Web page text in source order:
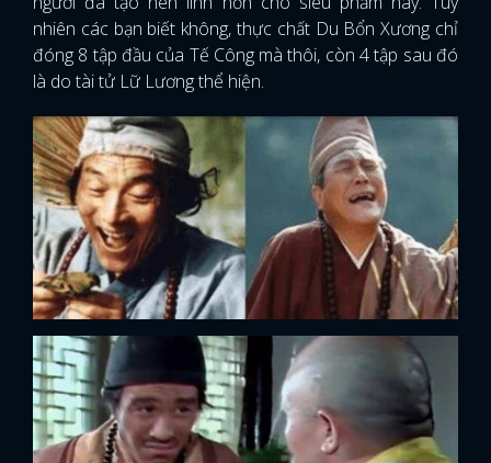
FACEBOOK GOOGLE
nhiên các bạn biết không, thực chất Du Bổn Xương chỉ
đóng 8 tập đầu của Tế Công mà thôi, còn 4 tập sau đó
là do tài tử Lữ Lương thể hiện.